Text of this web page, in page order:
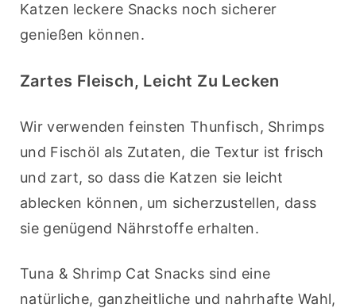
Katzen leckere Snacks noch sicherer
genießen können.
Zartes Fleisch, Leicht Zu Lecken
Wir verwenden feinsten Thunfisch, Shrimps
und Fischöl als Zutaten, die Textur ist frisch
und zart, so dass die Katzen sie leicht
ablecken können, um sicherzustellen, dass
sie genügend Nährstoffe erhalten.
Tuna & Shrimp Cat Snacks sind eine
natürliche, ganzheitliche und nahrhafte Wahl,